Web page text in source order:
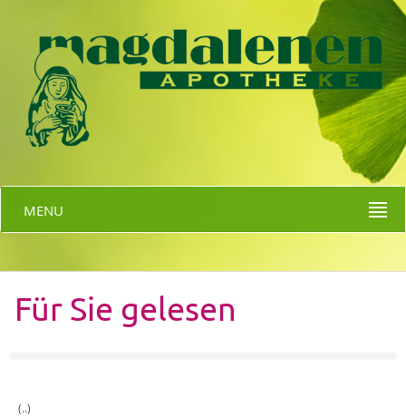
MENU
Für Sie gelesen
(..)